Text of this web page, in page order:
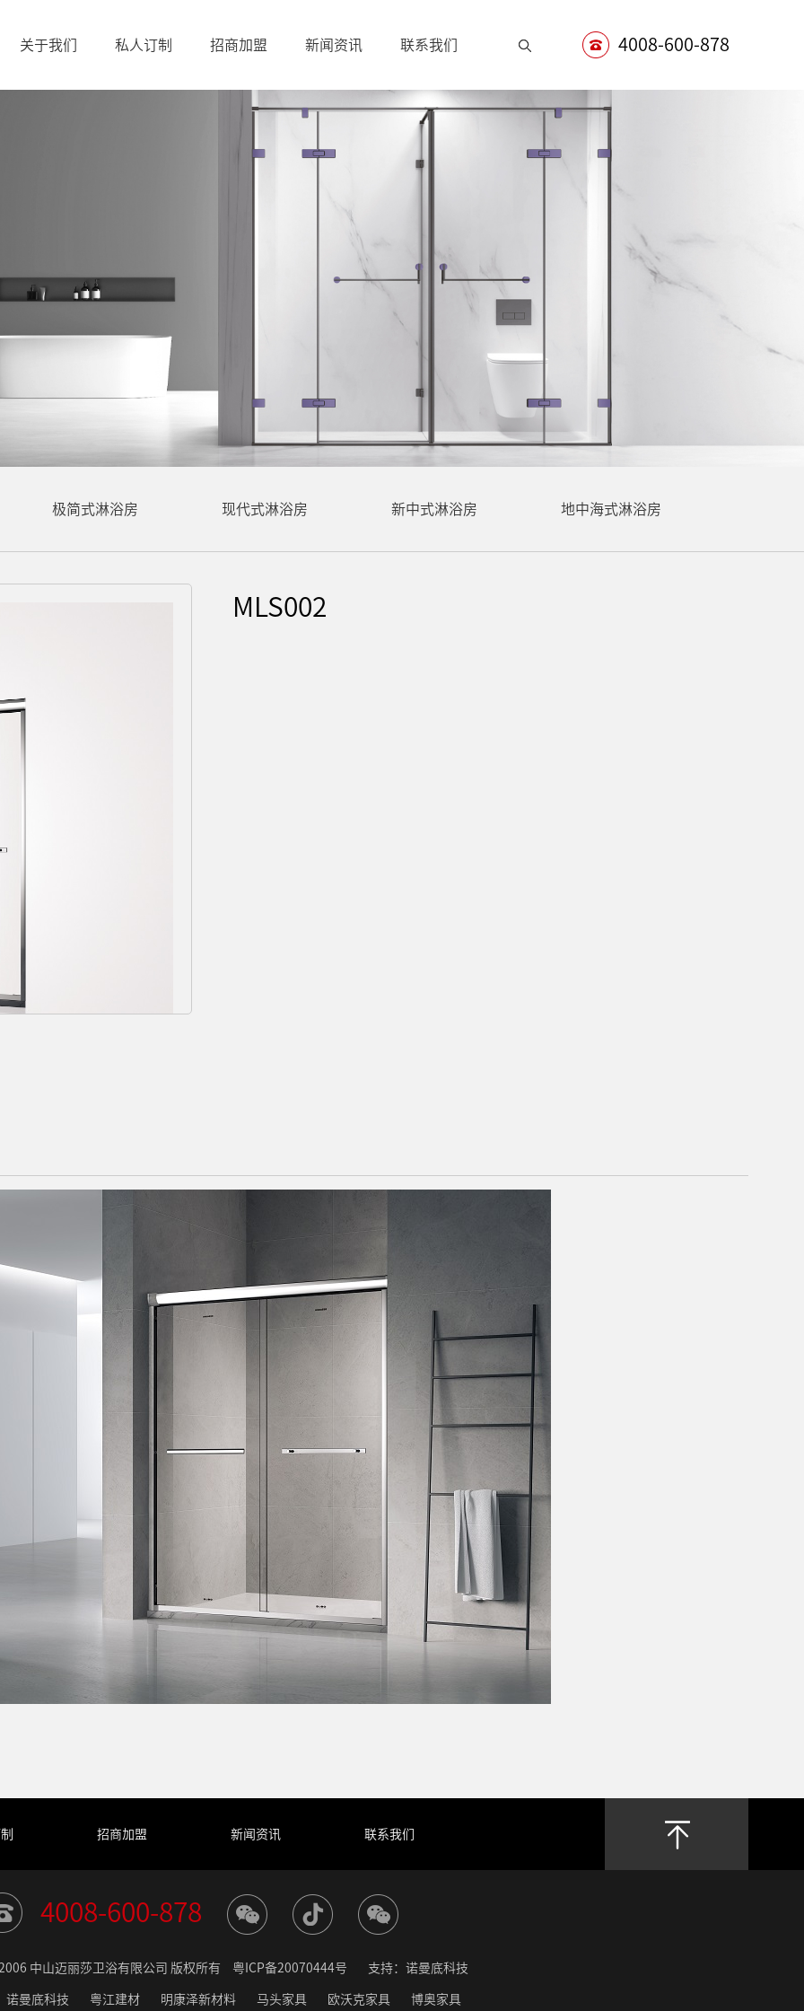
关于我们 私人订制 招商加盟 新闻资讯 联系我们 4008-600-878
极简式淋浴房 现代式淋浴房 新中式淋浴房 地中海式淋浴房
MLS002
招商加盟 新闻资讯 联系我们
4008-600-878
中山迈丽莎卫浴有限公司 版权所有 粤ICP备20070444号 支持：诺曼底科技
诺曼底科技 粤江建材 明康泽新材料 马头家具 欧沃克家具 博奥家具